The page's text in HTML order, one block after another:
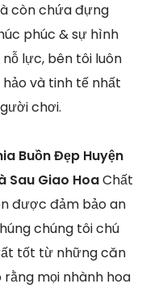
còn chứa đựng
phúc & sự hình
lực, bên tôi luôn
và tinh tế nhất
chơi.
Buồn Đẹp Huyện
Sau Giao HoaChất
được đảm bảo an
chúng tôi chú
tốt từ những căn
mọi nhành hoa